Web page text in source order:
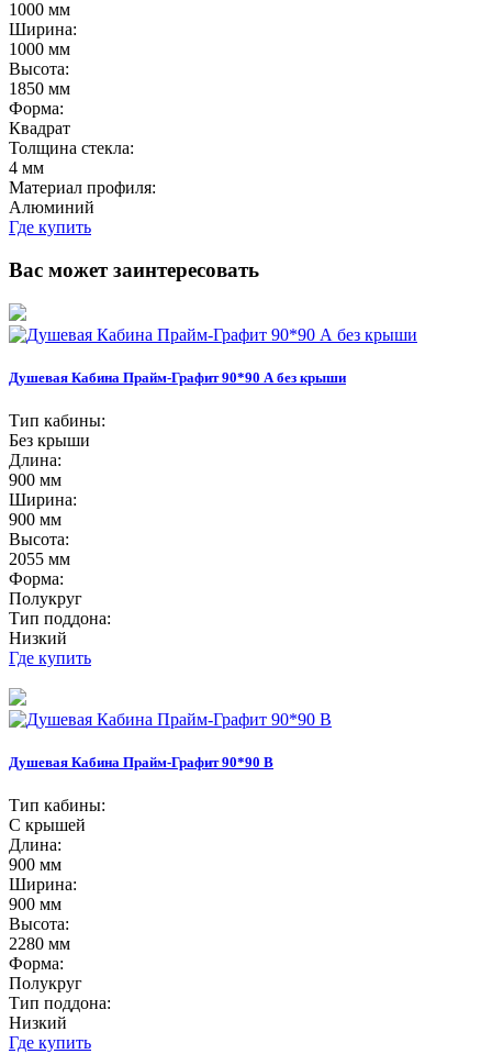
1000 мм
Ширина:
1000 мм
Высота:
1850 мм
Форма:
Квадрат
Толщина стекла:
4 мм
Материал профиля:
Алюминий
Где купить
Вас может заинтересовать
Душевая Кабина Прайм-Графит 90*90 А без крыши
Тип кабины:
Без крыши
Длина:
900 мм
Ширина:
900 мм
Высота:
2055 мм
Форма:
Полукруг
Тип поддона:
Низкий
Где купить
Душевая Кабина Прайм-Графит 90*90 В
Тип кабины:
С крышей
Длина:
900 мм
Ширина:
900 мм
Высота:
2280 мм
Форма:
Полукруг
Тип поддона:
Низкий
Где купить